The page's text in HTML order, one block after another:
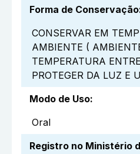
Forma de Conservação
CONSERVAR EM
AMBIENTE (
TEMPERATURA
PROTEGER DA LUZ E
Modo de Uso:
Oral
Registro no Ministério